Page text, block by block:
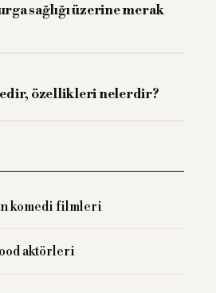
sağlığı üzerine merak
özellikleri nelerdir?
komedi filmleri
aktörleri